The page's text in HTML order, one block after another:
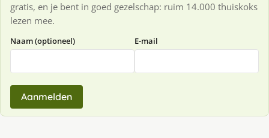
gratis, en je bent in goed gezelschap: ruim 14.000 thuiskoks
lezen mee.
Naam (optioneel) E-mail
Aanmelden